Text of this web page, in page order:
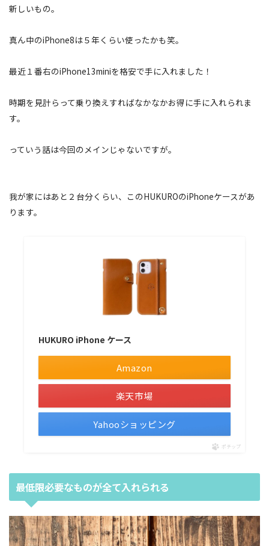
新しいもの。
真ん中のiPhone8は５年くらい使ったかも笑。
最近１番右のiPhone13miniを格安で手に入れました！
時期を見計らって乗り換えすればなかなかお得に手に入れられま
す。
っていう話は今回のメインじゃないですが。
我が家にはあと２台分くらい、このHUKUROのiPhoneケースがあ
ります。
HUKURO iPhone ケース
Amazon
楽天市場
Yahooショッピング
ポチップ
最低限必要なものが全て入れられる